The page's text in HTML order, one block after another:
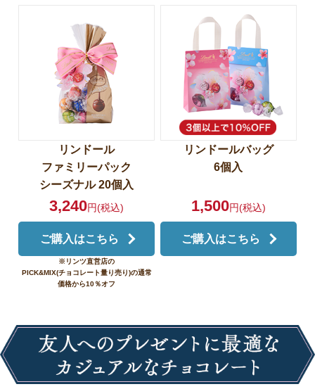
リンドール
ファミリーパック
シーズナル 20個入
3,240円(税込)
ご購入はこちら
※リンツ直営店の
PICK&MIX(チョコレート量り売り)の通常
価格から10％オフ
リンドールバッグ
6個入
1,500円(税込)
ご購入はこちら